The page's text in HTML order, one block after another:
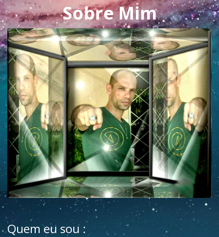
Sobre Mim
Quem eu sou :